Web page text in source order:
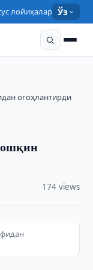
лойиҳалар Ўз
огоҳлантирди
174 views